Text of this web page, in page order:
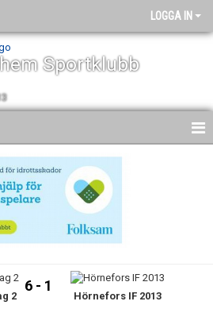
LOGGA IN
Sportklubb
2
6 - 1
Hörnefors IF 2013